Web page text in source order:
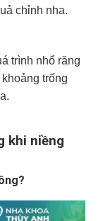
chỉnh nha.
trình nhổ răng
trống
khi niềng